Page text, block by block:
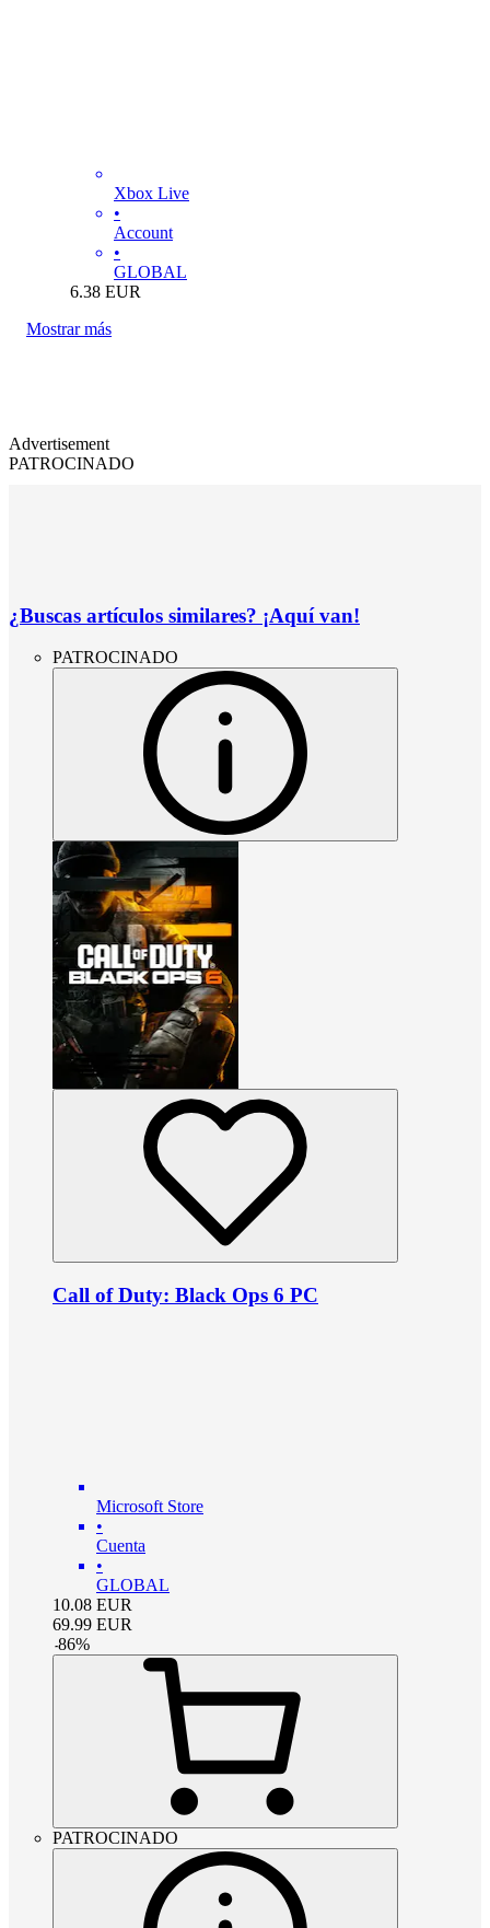
Xbox Live
•
Account
•
GLOBAL
6.38 EUR
Mostrar más
Advertisement
PATROCINADO
¿Buscas artículos similares? ¡Aquí van!
PATROCINADO
Call of Duty: Black Ops 6 PC
Microsoft Store
•
Cuenta
•
GLOBAL
10.08 EUR
69.99 EUR
-86%
PATROCINADO